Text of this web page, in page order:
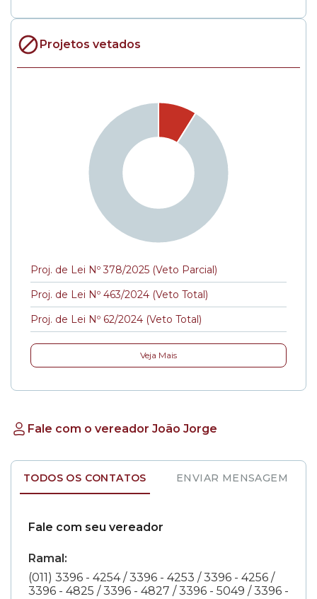
Projetos vetados
Proj. de Lei Nº 378/2025 (Veto Parcial)
Proj. de Lei Nº 463/2024 (Veto Total)
Proj. de Lei Nº 62/2024 (Veto Total)
Veja Mais
Fale com o vereador João Jorge
TODOS OS CONTATOS ENVIAR MENSAGEM
Fale com seu vereador
Ramal:
(011) 3396 - 4254 / 3396 - 4253 / 3396 - 4256 /
3396 - 4825 / 3396 - 4827 / 3396 - 5049 / 3396 -